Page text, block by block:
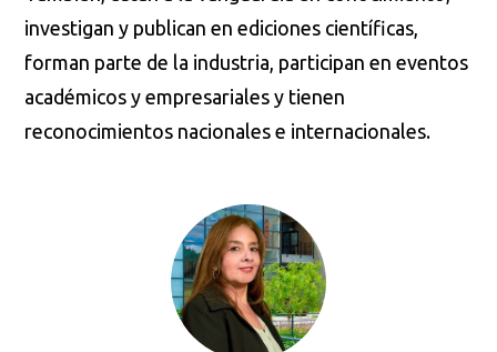
investigan y publican en ediciones científicas,
forman parte de la industria, participan en eventos
académicos y empresariales y tienen
reconocimientos nacionales e internacionales.